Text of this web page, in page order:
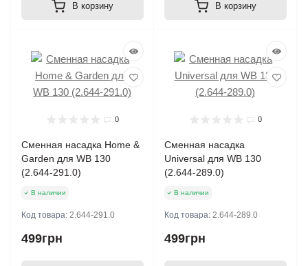
В корзину В корзину
0
Сменная насадка Home &
Garden для WB 130
(2.644-291.0)
В наличии
Код товара: 2.644-291.0
499грн
0
Сменная насадка
Universal для WB 130
(2.644-289.0)
В наличии
Код товара: 2.644-289.0
499грн